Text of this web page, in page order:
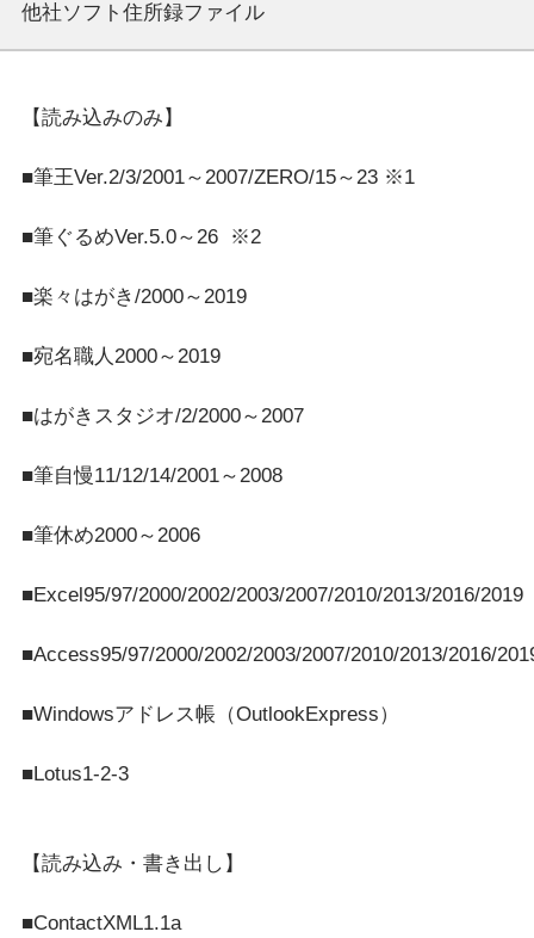
他社ソフト住所録ファイル
【読み込みのみ】
■筆王Ver.2/3/2001～2007/ZERO/15～23 ※1
■筆ぐるめVer.5.0～26  ※2
■楽々はがき/2000～2019
■宛名職人2000～2019
■はがきスタジオ/2/2000～2007
■筆自慢11/12/14/2001～2008
■筆休め2000～2006
■Excel95/97/2000/2002/2003/2007/2010/2013/2016/2019
■Access95/97/2000/2002/2003/2007/2010/2013/2016/
■Windowsアドレス帳（OutlookExpress）
■Lotus1-2-3
【読み込み・書き出し】
■ContactXML1.1a